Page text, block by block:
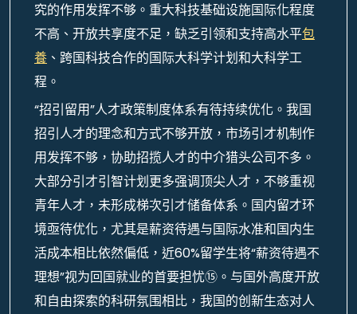
究的作用发挥不够。重大科技基础设施国际化程度
不高、开放共享度不足，缺乏引领和支持高水平包
養 、跨国科技合作的国际大科学计划和大科学工
程。
“招引留用”人才政策制度体系有待持续优化。我国
招引人才的理念和方式不够开放，市场引才机制作
用发挥不够，协助招揽人才的中介猎头公司不多。
大部分引才引智计划更多强调顶尖人才，不够重视
青年人才，未形成梯次引才储备体系。国内留才环
境亟待优化，尤其是薪资待遇与国际水准和国内生
活成本相比依然偏低，近60%留学生将“薪资待遇不
理想”视为回国就业的首要担忧⑮。与国外高度开放
和自由探索的科研氛围相比，我国的创新生态对人